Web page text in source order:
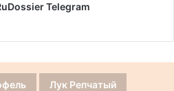
Telegram
Лук Репчатый